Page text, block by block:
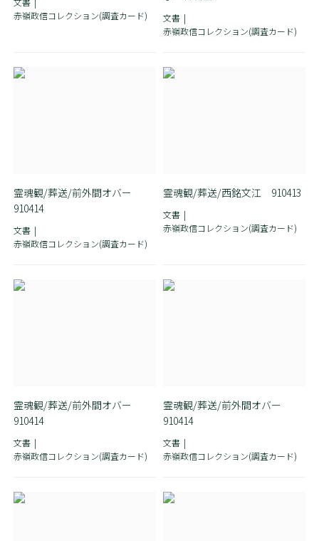
赤嶺政信コレクション(調査カード)
文書
赤嶺政信コレクション(調査カード)
霊魂観/葬送/前外間オバー
910414
文書
赤嶺政信コレクション(調査カード)
霊魂観/葬送/西銘文江 910413
文書
赤嶺政信コレクション(調査カード)
霊魂観/葬送/前外間オバー
910414
文書
赤嶺政信コレクション(調査カード)
霊魂観/葬送/前外間オバー
910414
文書
赤嶺政信コレクション(調査カード)